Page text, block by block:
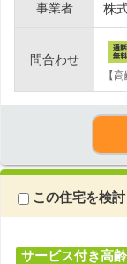
事業者 株
問合わせ
【
この住宅を検
サービス付き高